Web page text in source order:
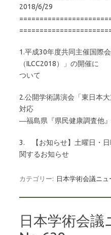
2018/6/29
1.平成30年度共同主催国際
（ILCC2018）」の開催に
ついて
2.公開学術講演会「東日本
対応
―福島県『県民健康調査他
3. 【お知らせ】土曜日・日
関するお知らせ
カテゴリー: 日本学術会議ニュ
日本学術会議